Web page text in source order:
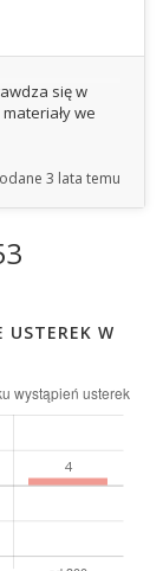
się w
we
3 lata temu
USTEREK W